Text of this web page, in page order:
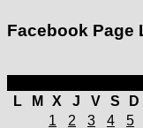
Facebook Page
L
M X J V S
D
1
2 3 4 5